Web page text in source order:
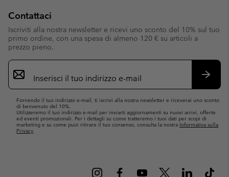
Contattaci
Iscriviti alla nostra newsletter e ricevi uno sconto del 10% sul tuo
primo ordine, con una spesa di almeno 120 € su articoli a
prezzo pieno.
Iscrizione
e-
mail
Fornendo il tuo indirizzo e-mail, ti iscrivi alla nostra newsletter e riceverai uno sconto
di benvenuto del 10%.
Utilizzeremo il tuo indirizzo e-mail per inviarti aggiornamenti su nuovi arrivi, offerte
ed eventi promozionali. Per i dettagli su come tratteremo i tuoi dati per scopi di
marketing e su come puoi ritirare il tuo consenso, consulta la nostra Informativa sulla
Privacy.